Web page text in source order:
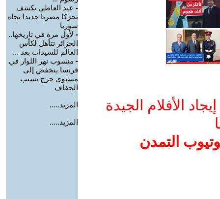
الأفلام الجيدة
التمدن
- عبد العاطي يكشف
تحركا مصريا جديدا تجاه
سوريا
- لأول مرة في تاريخها..
الجزائر تتأهل لكأس
العالم للسيدات بعد ...
- منسوب نهر اللوار في
فرنسا ينخفض إلى
مستوى حرج بسبب
الجفاف
المزيد.....
المزيد.....